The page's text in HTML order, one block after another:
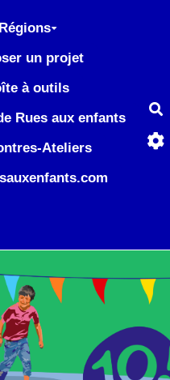
Régions
un projet
à outils
Rues aux enfants
Ateliers